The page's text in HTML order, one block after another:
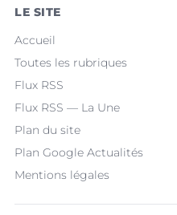
LE SITE
Accueil
Toutes les rubriques
Flux RSS
Flux RSS — La Une
Plan du site
Plan Google Actualités
Mentions légales